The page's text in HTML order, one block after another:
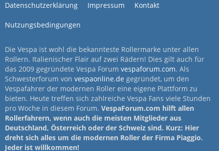
Datenschutzerklärung Impressum Kontakt
Nutzungsbedingungen
Die Vespa ist wohl die bekannteste Rollermarke unter allen
Rollern. Italienischer Flair auf zwei Rädern! Dies gilt auch für
das 2009 gegründete Vespa Forum vespaforum.com. Als
Schwesterforum von vespaonline.de gegründet, um den
Vespafahrer der modernen Roller eine eigene Plattform zu
bieten. Heute treffen sich zahlreiche Vespa Fans viele Stunden
pro Woche in diesem Forum. VespaForum.com hilft allen
Rollerfahrern, wenn auch die meisten Mitglieder aus
Deutschland, Österreich oder der Schweiz sind. Kurz: Hier
dreht sich alles um die modernen Roller der Firma Piaggio.
Jeder ist willkommen!